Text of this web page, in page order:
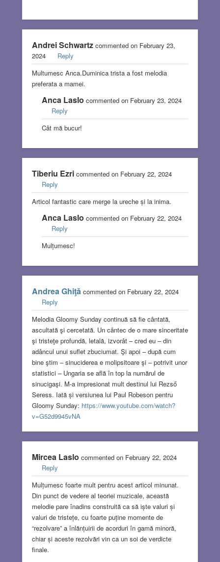
Andrei Schwartzcommented on February 23,
2024
Reply
Multumesc Anca.Duminica trista a fost melodia
preferata a mamei.
Anca Laslo commented on February 23, 2024
Reply
Cât mă bucur!
Tiberiu Ezricommented on February 22, 2024
Reply
Articol fantastic care merge la ureche și la inima.
Anca Laslo commented on February 22, 2024
Reply
Mulțumesc!
Andrea Ghiţăcommented on February 22, 2024
Reply
Melodia Gloomy Sunday continuă să fie cântată,
ascultată şi cercetată. Un cântec de o mare sinceritate
şi tristeţe profundă, letală, izvorât – cred eu – din
adâncul unui suflet zbuciumat. Şi apoi – după cum
bine ştim – sinuciderea e molipsitoare şi – potrivit unor
statistici – Ungaria se află în top la numărul de
sinucigaşi. M-a impresionat mult destinul lui Rezső
Seress. Iată și versiunea lui Paul Robeson pentru
Gloomy Sunday: https://www.youtube.com/watch?
v=G52d9945vNA
Mircea Laslo commented on February 22, 2024
Reply
Mulțumesc foarte mult pentru acest articol minunat.
Din punct de vedere al teoriei muzicale, această
melodie pare înadins construită ca să iște valuri și
valuri de tristețe, cu foarte puține momente de
“rezolvare” a înlănțuirii de acorduri în gamă minoră,
chiar și aceste rezolvări vin ca un soi de verdicte
finale.